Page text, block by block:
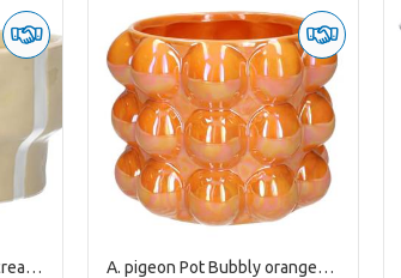
A. pigeon Planter Ariona cream+white stripes A. pigeon Pot Bubbly orange+pearl es12